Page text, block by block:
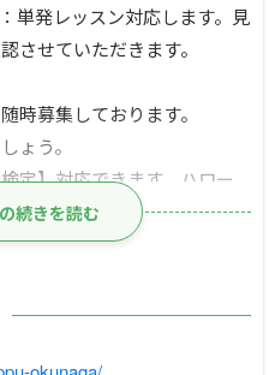
単発レッスン対応します。見
させていただきます。
時募集しております。
ょう。
定】対応できます。ハロー
用して、書画カメラにて
続きを読む